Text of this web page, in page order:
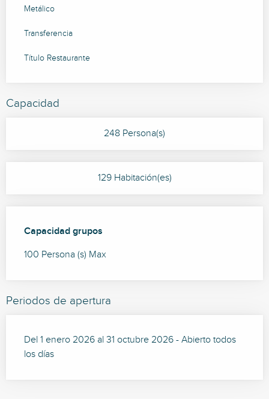
Metálico
Transferencia
Título Restaurante
Capacidad
248 Persona(s)
129 Habitación(es)
Capacidad grupos
Capacidad grupos
100 Persona (s) Max
Periodos de apertura
Del 1 enero 2026 al 31 octubre 2026 - Abierto todos
los días